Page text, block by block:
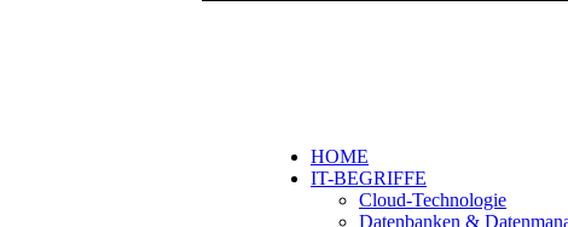
HOME
IT-BEGRIFFE
Cloud-Technologie
Datenbanken &